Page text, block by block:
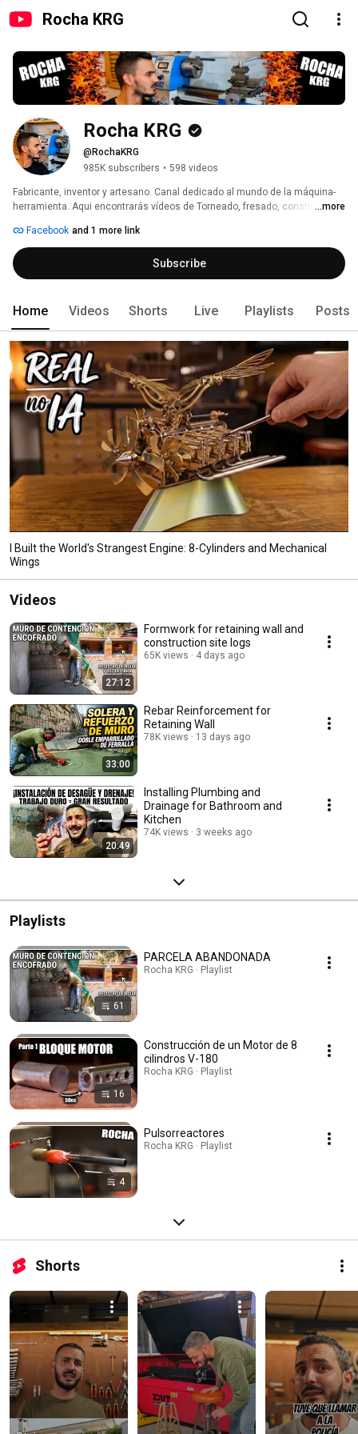
Rocha KRG
Rocha KRG
@RochaKRG
985K subscribers • 598 videos
Fabricante, inventor y artesano. Canal dedicado al mundo de la máquina-
herramienta. Aqui encontrarás vídeos de Torneado, fresado, construcción,
próximo. Me encanta utilizar mi torno y fresadora para dar vida a mis
ideas. Con mis máquinas construyo o fabrico motores a escala y eso me
apasiona.
...more
Facebook and 1 more link
Subscribe
Home Videos Shorts Live Playlists Posts
I Built the World's Strangest Engine: 8-Cylinders and Mechanical
Wings
Videos
27:12
Formwork for retaining wall and
construction site logs
65K views 4 days ago
33:00
Rebar Reinforcement for
Retaining Wall
78K views 13 days ago
20:49
Installing Plumbing and
Drainage for Bathroom and
Kitchen
74K views 3 weeks ago
Playlists
61
PARCELA ABANDONADA
Rocha KRG · Playlist
16
Construcción de un Motor de 8
cilindros V-180
Rocha KRG · Playlist
4
Pulsorreactores
Rocha KRG · Playlist
Shorts